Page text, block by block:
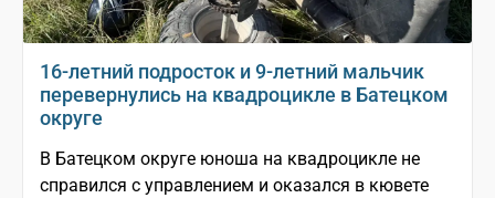
16-летний подросток и 9-летний мальчик
перевернулись на квадроцикле в Батецком
округе
В Батецком округе юноша на квадроцикле не
справился с управлением и оказался в кювете